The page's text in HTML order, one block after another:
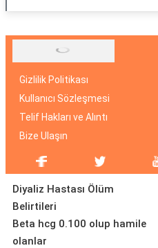
Gizlilik Politikası
Kullanıcı Sözleşmesi
Telif Hakları ve Alıntı
Bize Ulaşın
Diyaliz Hastası Ölüm
Belirtileri
Beta hcg 0.100 olup hamile
olanlar